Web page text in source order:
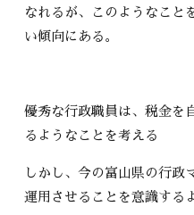
なれるが、このようなこと
い傾向にある。
優秀な行政職員は、税金を
るようなことを考える
しかし、今の富山県の行政
運用させることを意識する